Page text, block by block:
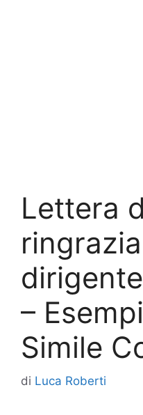
Lettera
–
Simile
di Luca Roberti